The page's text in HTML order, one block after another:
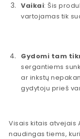
Vaikai: Šis
vartojamas tik
Gydomi tam
sergantiems
ar inkstų
gydytoju prieš
Visais kitais atvejais
naudingas tiems,